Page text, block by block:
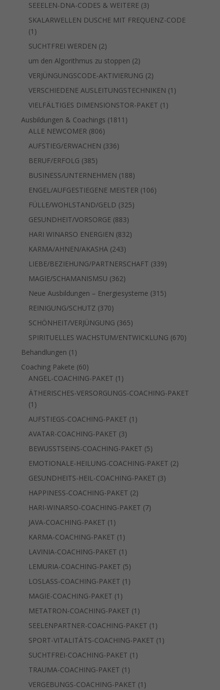
SEEELEN-DNA-CODES & WEITERE 33
Produkte
SKALARWELLEN DUSCHE MIT FREQUENZ-CODE
1 1
Produkt
SUCHTFREI WERDEN 22
Produkte
um den Algorithmus zu stoppen 22
Produkte
VERJÜNGUNGSCODE-AKTIVIERUNG 22
Produkte
VERSCHIEDENE AUSLEITUNGSTECHNIKEN 1 1
VIELFÄLTIGES DIMENSIONSTOR-PAKET 1 1
Ausbildungen & Coachings 1811 1811
ALLE NEWCOMER 806806
Produkte
AUFSTIEG/ERWACHEN 336336
BERUF/ERFOLG 385385
Produkte
BUSINESS/UNTERNEHMEN 188188
Produkte
ENGEL/AUFGESTIEGENE MEISTER 106106
FÜLLE/WOHLSTAND/GELD 325325
GESUNDHEIT/VORSORGE 883883
Produkte
HARI WINARSO ENERGIEN 832832
KARMA/AHNEN/AKASHA 243243
Produkte
LIEBE/BEZIEHUNG/PARTNERSCHAFT 339339
MAGIE/SCHAMANISMSU 362362
Produkte
Neue Ausbildungen – Energiesysteme 315315
REINIGUNG/SCHUTZ 370370
Produkte
SCHÖNHEIT/VERJÜNGUNG 365365
Produkte
SPIRITUELLES WACHSTUM/ENTWICKLUNG 670670
Behandlungen 1 1
Produkt
Coaching Pakete 6060
Produkte
ANGEL-COACHING-PAKET 1 1
Produkt
ÄTHERISCHES-VERSORGUNGS-COACHING-PAKET
1 1
Produkt
AUFSTIEGS-COACHING-PAKET 1 1
AVATAR-COACHING-PAKET 33
Produkte
BEWUSSTSEINS-COACHING-PAKET 55
Produkte
EMOTIONALE-HEILUNG-COACHING-PAKET 22
GESUNDHEITS-HEIL-COACHING-PAKET 33
HAPPINESS-COACHING-PAKET 22
Produkte
HARI-WINARSO-COACHING-PAKET 77
JAVA-COACHING-PAKET 1 1
Produkt
KARMA-COACHING-PAKET 1 1
Produkt
LAVINIA-COACHING-PAKET 1 1
Produkt
LEMURIA-COACHING-PAKET 55
Produkte
LOSLASS-COACHING-PAKET 1 1
MAGIE-COACHING-PAKET 1 1
Produkt
METATRON-COACHING-PAKET 1 1
Produkt
SEELENPARTNER-COACHING-PAKET 1 1
Produkt
SPORT-VITALITÄTS-COACHING-PAKET 1 1
SUCHTFREI-COACHING-PAKET 1 1
TRAUMA-COACHING-PAKET 1 1
Produkt
VERGEBUNGS-COACHING-PAKET 1 1